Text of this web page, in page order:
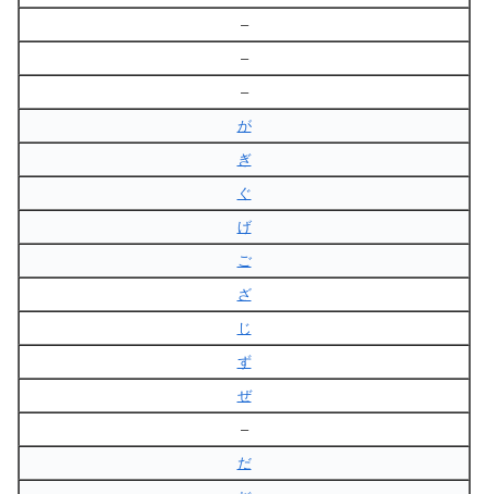
–
–
–
が
ぎ
ぐ
げ
ご
ざ
じ
ず
ぜ
–
だ